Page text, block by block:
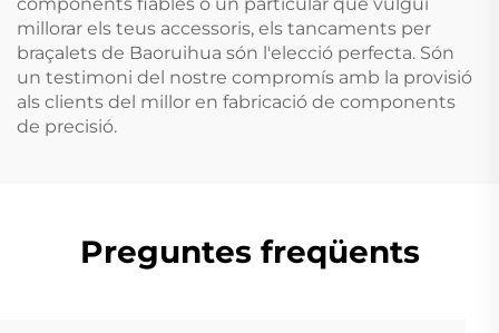
millorar els teus accessoris, els tancaments per
braçalets de Baoruihua són l'elecció perfecta. Són
un testimoni del nostre compromís amb la provisió
als clients del millor en fabricació de components
de precisió.
Preguntes freqüents